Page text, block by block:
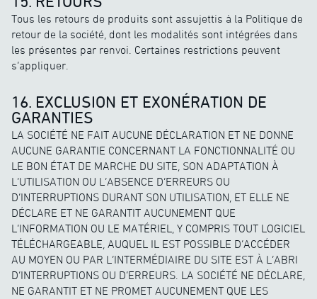
Tous les retours de produits sont assujettis à la Politique de
retour de la société, dont les modalités sont intégrées dans
les présentes par renvoi. Certaines restrictions peuvent
s’appliquer.
16. EXCLUSION ET EXONÉRATION DE
GARANTIES
LA SOCIÉTÉ NE FAIT AUCUNE DÉCLARATION ET NE DONNE
AUCUNE GARANTIE CONCERNANT LA FONCTIONNALITÉ OU
LE BON ÉTAT DE MARCHE DU SITE, SON ADAPTATION À
L’UTILISATION OU L’ABSENCE D’ERREURS OU
D’INTERRUPTIONS DURANT SON UTILISATION, ET ELLE NE
DÉCLARE ET NE GARANTIT AUCUNEMENT QUE
L’INFORMATION OU LE MATÉRIEL, Y COMPRIS TOUT LOGICIEL
TÉLÉCHARGEABLE, AUQUEL IL EST POSSIBLE D’ACCÉDER
AU MOYEN OU PAR L’INTERMÉDIAIRE DU SITE EST À L’ABRI
D’INTERRUPTIONS OU D’ERREURS. LA SOCIÉTÉ NE DÉCLARE,
NE GARANTIT ET NE PROMET AUCUNEMENT QUE LES